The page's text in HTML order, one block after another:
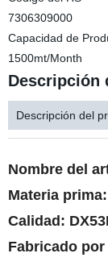
7306309000
Capacidad de
1500mt/Month
Descripción
Descripción del
Nombre del
Materia
Calidad:
Fabricado